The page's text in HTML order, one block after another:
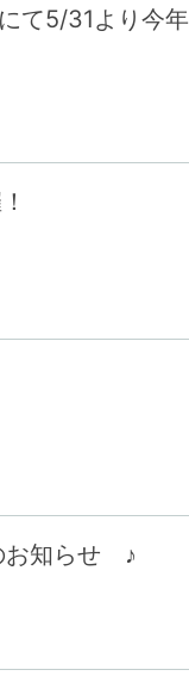
て5/31より今年
知らせ ♪